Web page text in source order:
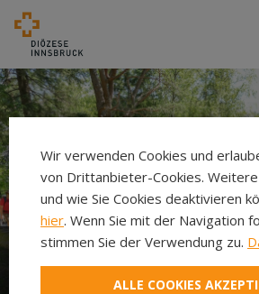
Neuer Pilgerweg
Wir verwenden Cookies und
von Drittanbieter-Cookies.
und wie Sie Cookies deaktivieren
hier. Wenn Sie mit der Navigation
stimmen Sie der Verwendung zu.
ALLE COOKIES